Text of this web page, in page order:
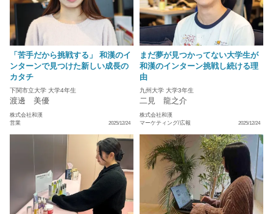
「苦手だから挑戦する」 和漢のイ
ンターンで見つけた新しい成長の
カタチ
下関市立大学 大学4年生
渡邊 美優
株式会社和漢
営業
2025/12/24
まだ夢が見つかってない大学生が
和漢のインターン挑戦し続ける理
由
九州大学 大学3年生
二見 龍之介
株式会社和漢
マーケティング/広報
2025/12/24